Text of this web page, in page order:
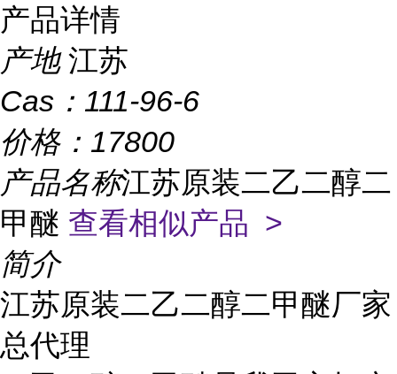
产品详情
产地 江苏
Cas： 111-96-6
价格： 17800
产品名称江苏原装二乙二醇二
甲醚 查看相似产品 >
简介
江苏原装二乙二醇二甲醚厂家
总代理